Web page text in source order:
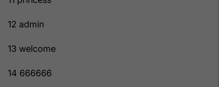
12 admin
13 welcome
14 666666